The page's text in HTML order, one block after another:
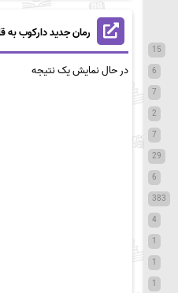
رمان جدید دارکوب به
در حال نمایش یک نتیجه
15
6
7
2
7
29
6
383
4
1
1
1